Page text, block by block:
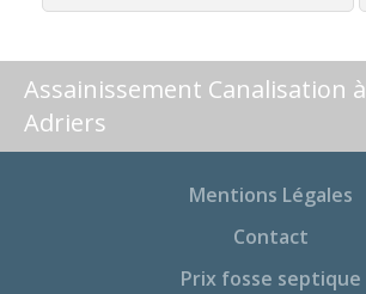
Assainissement Canalisation à
Adriers
Mentions Légales
Contact
Prix fosse septique